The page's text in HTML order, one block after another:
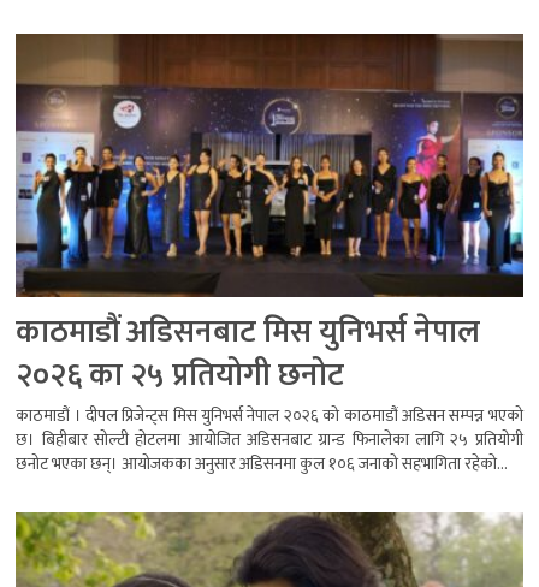
काठमाडौं अडिसनबाट मिस युनिभर्स नेपाल
२०२६ का २५ प्रतियोगी छनोट
काठमाडौं । दीपल प्रिजेन्ट्स मिस युनिभर्स नेपाल २०२६ को काठमाडौं अडिसन सम्पन्न भएको
छ। बिहीबार सोल्टी होटलमा आयोजित अडिसनबाट ग्रान्ड फिनालेका लागि २५ प्रतियोगी
छनोट भएका छन्। आयोजकका अनुसार अडिसनमा कुल १०६ जनाको सहभागिता रहेको...